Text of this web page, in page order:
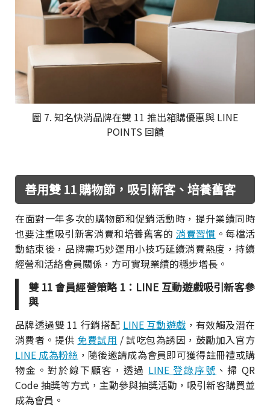
圖 7. 知名快消品牌在雙 11 推出箱購優惠與 LINE
POINTS 回饋
善用雙 11 購物節，吸引新客、培養舊客
在面對一年多次的購物節和促銷活動時，提升業績同時
也要注重吸引新客消費和培養舊客的消費習慣 。每檔活
動結束後，品牌需巧妙運用小技巧延續消費熱度，持續
經營和活絡會員關係，方可實現業績的穩步增長。
雙 11 會員經營策略 1：LINE 互動遊戲吸引新客參
與
品牌透過雙 11 行銷搭配 LINE 互動遊戲 ，有效觸及潛在
消費者。提供 免費試用 / 試吃包為誘因，鼓勵加入官方
LINE 成為粉絲 ，隨後邀請成為會員即可獲得註冊禮或購
物金。對於線下顧客，透過 LINE 登錄序號 、掃 QR
Code 抽獎等方式，主動參與抽獎活動，吸引新客購買並
成為會員。